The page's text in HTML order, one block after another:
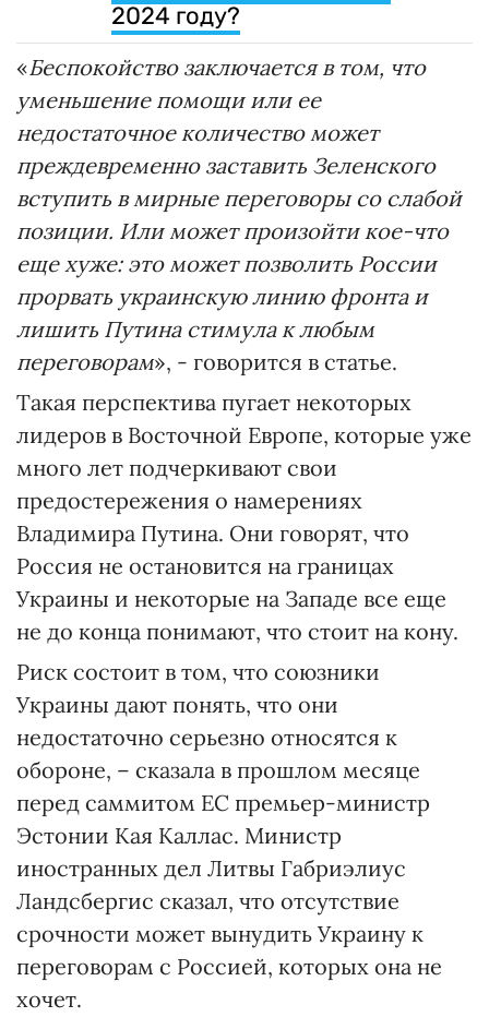
2024 году?
«Беспокойство заключается в том, что
уменьшение помощи или ее
недостаточное количество может
преждевременно заставить Зеленского
вступить в мирные переговоры со слабой
позиции. Или может произойти кое-что
еще хуже: это может позволить России
прорвать украинскую линию фронта и
лишить Путина стимула к любым
переговорам», - говорится в статье.
Такая перспектива пугает некоторых
лидеров в Восточной Европе, которые уже
много лет подчеркивают свои
предостережения о намерениях
Владимира Путина. Они говорят, что
Россия не остановится на границах
Украины и некоторые на Западе все еще
не до конца понимают, что стоит на кону.
Риск состоит в том, что союзники
Украины дают понять, что они
недостаточно серьезно относятся к
обороне, – сказала в прошлом месяце
перед саммитом ЕС премьер-министр
Эстонии Кая Каллас. Министр
иностранных дел Литвы Габриэлиус
Ландсбергис сказал, что отсутствие
срочности может вынудить Украину к
переговорам с Россией, которых она не
хочет.